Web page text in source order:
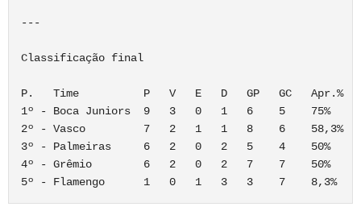
---
Classificação final
P.   Time          P   V   E   D   GP   GC   Apr.%
1º - Boca Juniors  9   3   0   1   6    5    75%
2º - Vasco         7   2   1   1   8    6    58,3%
3º - Palmeiras     6   2   0   2   5    4    50%
4º - Grêmio        6   2   0   2   7    7    50%